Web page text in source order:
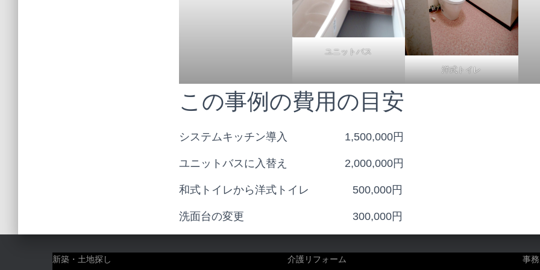
ユニットバス
洋式トイレ
この事例の費用の目安
システムキッチン導入 1,500,000円
ユニットバスに入替え 2,000,000円
和式トイレから洋式トイレ 500,000円
洗面台の変更 300,000円
新築・土地探し 介護リフォーム 事